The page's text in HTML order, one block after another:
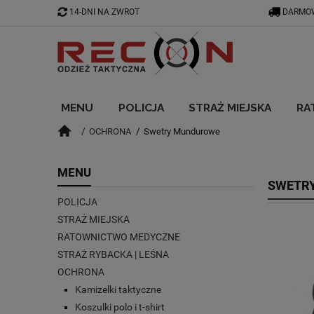
MENU POLICJA STRAŻ MIEJSKA
BLOGOCHRONA Swetry Mundurowe
14-DNI NA ZWROT
MENU
POLICJA
STRAŻ MIEJSKA
RATOWNICTWO MEDYCZNE
STRAŻ RYBACKA | LEŚNA
OCHRONA
Kamizelki taktyczne
Koszulki polo i t-shirt